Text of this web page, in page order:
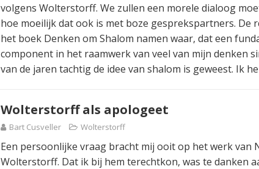
volgens Wolterstorff. We zullen een morele dialoog
hoe moeilijk dat ook is met boze gesprekspartners. De
het boek Denken om Shalom namen waar, dat een
component in het raamwerk van veel van mijn denken
van de jaren tachtig de idee van shalom is geweest. Ik
Wolterstorff als apologeet
Bart Cusveller Wolterstorff
Een persoonlijke vraag bracht mij ooit op het werk van
Wolterstorff. Dat ik bij hem terechtkon, was te danken